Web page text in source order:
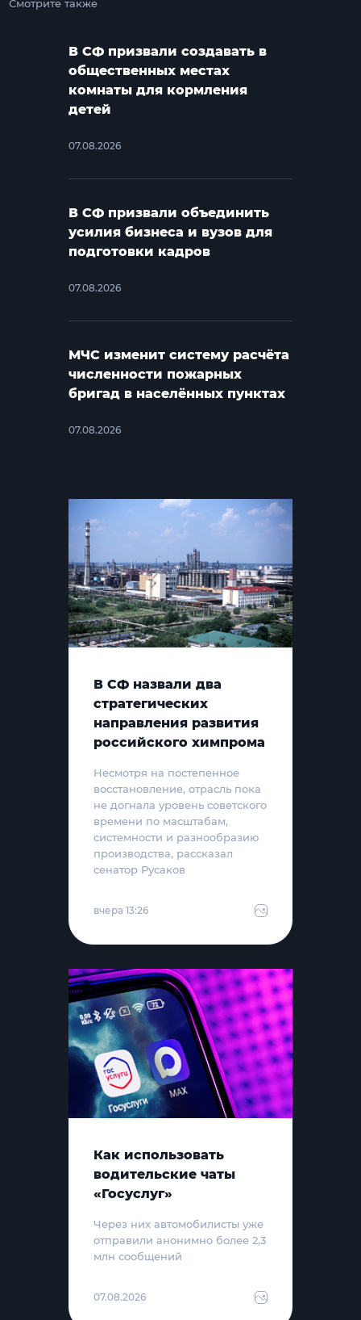
Смотрите также
В СФ призвали создавать в
общественных местах
комнаты для кормления
детей
07.08.2026
В СФ призвали объединить
усилия бизнеса и вузов для
подготовки кадров
07.08.2026
МЧС изменит систему расчёта
численности пожарных
бригад в населённых пунктах
07.08.2026
В СФ назвали два
стратегических
направления развития
российского химпрома
Несмотря на постепенное
восстановление, отрасль пока
не догнала уровень советского
времени по масштабам,
системности и разнообразию
производства, рассказал
сенатор Русаков
вчера 13:26
Как использовать
водительские чаты
«Госуслуг»
Через них автомобилисты уже
отправили анонимно более 2,3
млн сообщений
07.08.2026